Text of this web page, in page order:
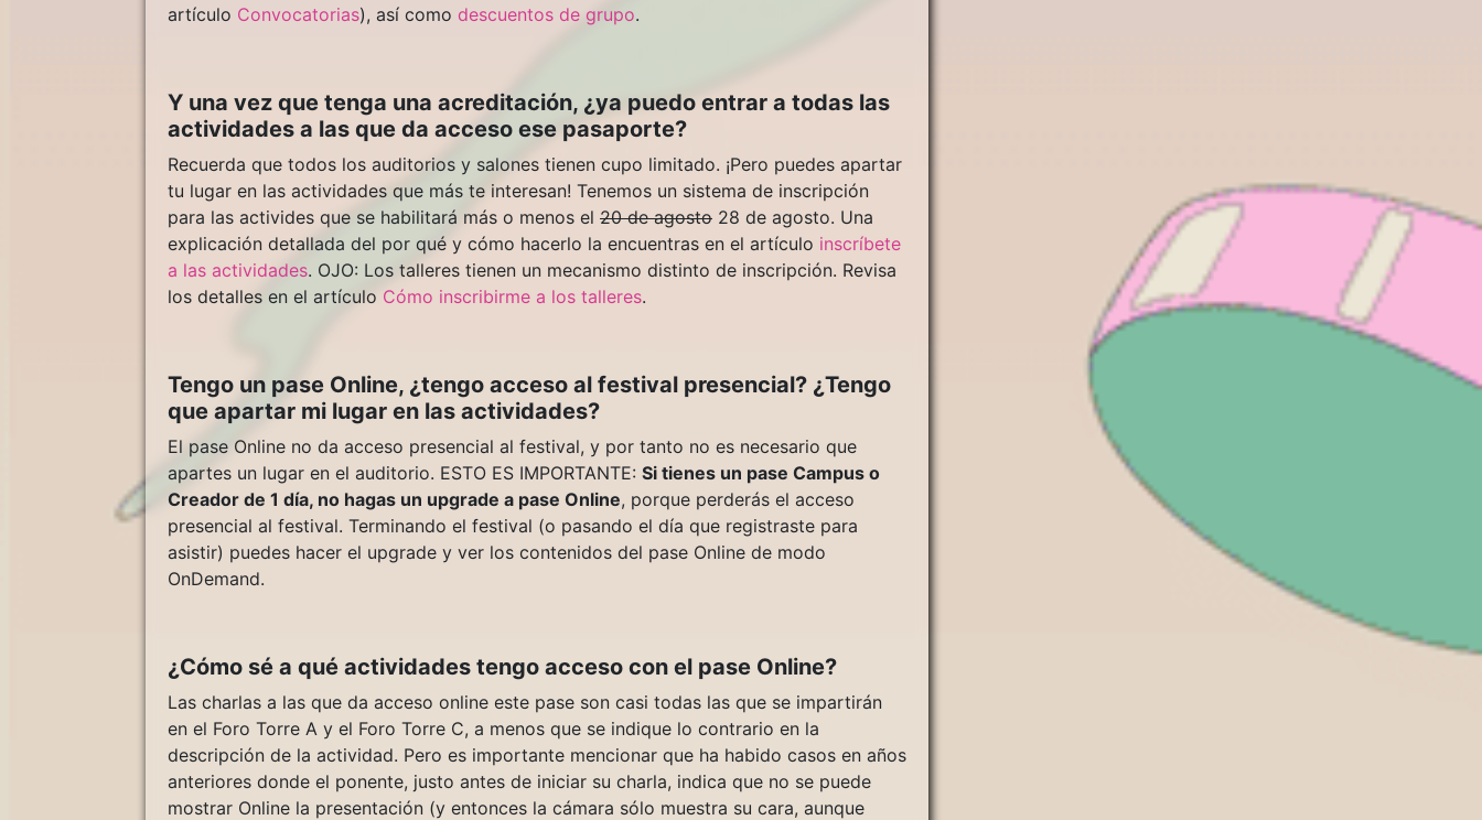
artículo Convocatorias), así como descuentos de grupo.
Y una vez que tenga una acreditación, ¿ya puedo entrar a todas las
actividades a las que da acceso ese pasaporte?
Recuerda que todos los auditorios y salones tienen cupo limitado. ¡Pero puedes apartar
tu lugar en las actividades que más te interesan! Tenemos un sistema de inscripción
para las activides que se habilitará más o menos el 20 de agosto 28 de agosto. Una
explicación detallada del por qué y cómo hacerlo la encuentras en el artículo inscríbete
a las actividades. OJO: Los talleres tienen un mecanismo distinto de inscripción. Revisa
los detalles en el artículo Cómo inscribirme a los talleres.
Tengo un pase Online, ¿tengo acceso al festival presencial? ¿Tengo
que apartar mi lugar en las actividades?
El pase Online no da acceso presencial al festival, y por tanto no es necesario que
apartes un lugar en el auditorio. ESTO ES IMPORTANTE: Si tienes un pase Campus o
Creador de 1 día, no hagas un upgrade a pase Online, porque perderás el acceso
presencial al festival. Terminando el festival (o pasando el día que registraste para
asistir) puedes hacer el upgrade y ver los contenidos del pase Online de modo
OnDemand.
¿Cómo sé a qué actividades tengo acceso con el pase Online?
Las charlas a las que da acceso online este pase son casi todas las que se impartirán
en el Foro Torre A y el Foro Torre C, a menos que se indique lo contrario en la
descripción de la actividad. Pero es importante mencionar que ha habido casos en años
anteriores donde el ponente, justo antes de iniciar su charla, indica que no se puede
mostrar Online la presentación (y entonces la cámara sólo muestra su cara, aunque